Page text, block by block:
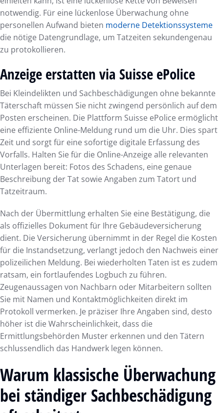
notwendig. Für eine lückenlose Überwachung ohne
personellen Aufwand bieten moderne Detektionssysteme
die nötige Datengrundlage, um Tatzeiten sekundengenau
zu protokollieren.
Anzeige erstatten via Suisse ePolice
Bei Kleindelikten und Sachbeschädigungen ohne bekannte
Täterschaft müssen Sie nicht zwingend persönlich auf dem
Posten erscheinen. Die Plattform Suisse ePolice ermöglicht
eine effiziente Online-Meldung rund um die Uhr. Dies spart
Zeit und sorgt für eine sofortige digitale Erfassung des
Vorfalls. Halten Sie für die Online-Anzeige alle relevanten
Unterlagen bereit: Fotos des Schadens, eine genaue
Beschreibung der Tat sowie Angaben zum Tatort und
Tatzeitraum.
Nach der Übermittlung erhalten Sie eine Bestätigung, die
als offizielles Dokument für Ihre Gebäudeversicherung
dient. Die Versicherung übernimmt in der Regel die Kosten
für die Instandsetzung, verlangt jedoch den Nachweis einer
polizeilichen Meldung. Bei wiederholten Taten ist es zudem
ratsam, ein fortlaufendes Logbuch zu führen.
Zeugenaussagen von Nachbarn oder Mitarbeitern sollten
Sie mit Namen und Kontaktmöglichkeiten direkt im
Protokoll vermerken. Je präziser Ihre Angaben sind, desto
höher ist die Wahrscheinlichkeit, dass die
Ermittlungsbehörden Muster erkennen und den Tätern
schlussendlich das Handwerk legen können.
Warum klassische Überwachung
bei ständiger Sachbeschädigung